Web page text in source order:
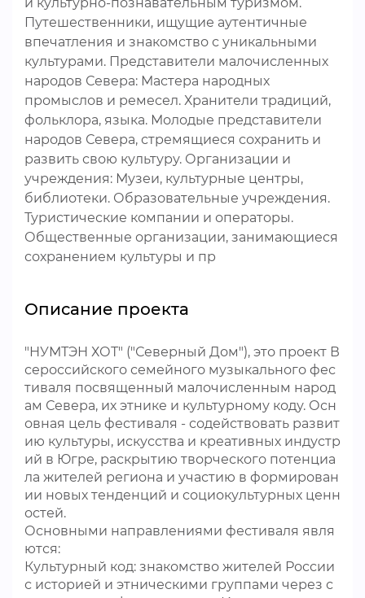
Путешественники, ищущие аутентичные
впечатления и знакомство с уникальными
культурами. Представители малочисленных
народов Севера: Мастера народных
промыслов и ремесел. Хранители традиций,
фольклора, языка. Молодые представители
народов Севера, стремящиеся сохранить и
развить свою культуру. Организации и
учреждения: Музеи, культурные центры,
библиотеки. Образовательные учреждения.
Туристические компании и операторы.
Общественные организации, занимающиеся
сохранением культуры и пр
Описание проекта
"НУМТЭН ХОТ" ("Северный Дом"), это проект В
сероссийского семейного музыкального фес
тиваля посвященный малочисленным народ
ам Севера, их этнике и культурному коду. Осн
овная цель фестиваля - содействовать развит
ию культуры, искусства и креативных индустр
ий в Югре, раскрытию творческого потенциа
ла жителей региона и участию в формирован
ии новых тенденций и социокультурных ценн
остей.
Основными направлениями фестиваля явля
ются:
Культурный код: знакомство жителей России
с историей и этническими группами через с